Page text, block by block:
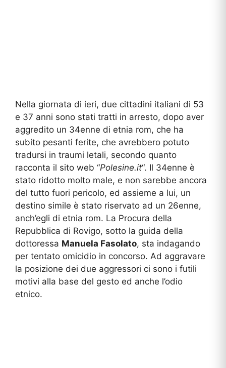
Nella giornata di ieri, due cittadini italiani di 53
e 37 anni sono stati tratti in arresto, dopo aver
aggredito un 34enne di etnia rom, che ha
subito pesanti ferite, che avrebbero potuto
tradursi in traumi letali, secondo quanto
racconta il sito web “Polesine.it“. Il 34enne è
stato ridotto molto male, e non sarebbe ancora
del tutto fuori pericolo, ed assieme a lui, un
destino simile è stato riservato ad un 26enne,
anch’egli di etnia rom. La Procura della
Repubblica di Rovigo, sotto la guida della
dottoressa Manuela Fasolato, sta indagando
per tentato omicidio in concorso. Ad aggravare
la posizione dei due aggressori ci sono i futili
motivi alla base del gesto ed anche l’odio
etnico.